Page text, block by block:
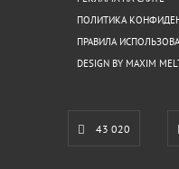
ПОЛИТИКА
ПРАВИЛА
DESIGN BY MAXIM
43 020